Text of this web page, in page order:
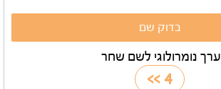
ערך נומרולוגי לשם שחר
4
>>